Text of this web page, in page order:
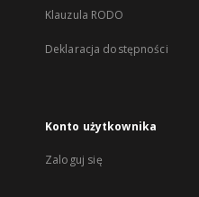
Klauzula RODO
Deklaracja dostępności
Konto użytkownika
Zaloguj się